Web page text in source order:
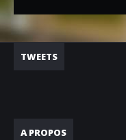
TWEETS
A PROPOS